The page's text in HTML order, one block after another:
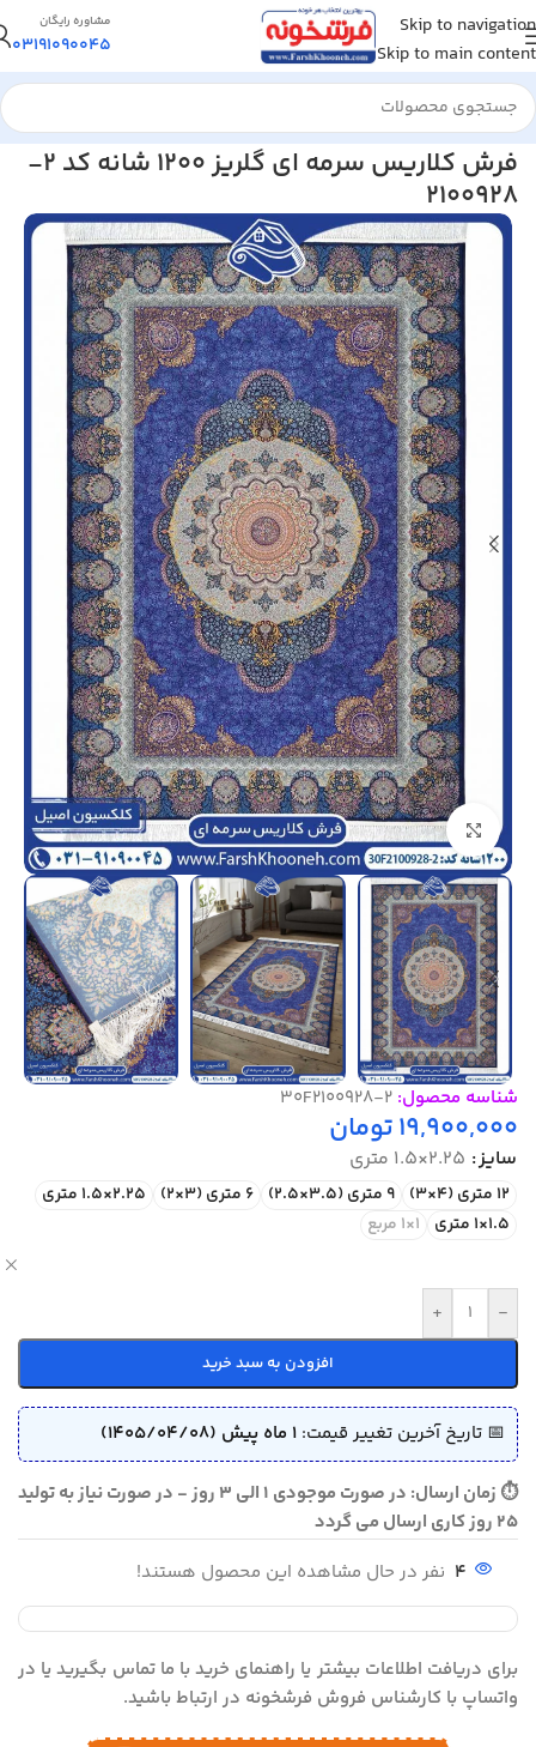
Skip to navigation
Skip to main content
مشاوره رایگان
03191090045
خانه/فرش کلاریس
فرش کلاریس سرمه ای گلریز 1200 شانه کد 2-
2100928
بزرگنمایی تصویر
شناسه محصول: 30F2100928-2
19,900,000تومان
سایز 2.25×1.5 متری
12 متری (4×3) 9 متری (3.5×2.5) 6 متری (3×2)
2.25×1.5 متری
1.5×1 متری
1×1 مربع
-
+
افزودن به سبد خرید
📅 تاریخ آخرین تغییر قیمت: 1 ماه پیش (1405/04/08)
⏱ زمان ارسال: در صورت موجودی 1 الی 3 روز - در صورت نیاز به تولید
25 روز کاری ارسال می گردد
4 نفر در حال مشاهده این محصول هستند!
برای دریافت اطلاعات بیشتر یا راهنمای خرید با ما تماس بگیرید یا در
واتساپ با کارشناس فروش فرشخونه در ارتباط باشید.